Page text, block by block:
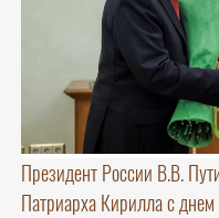
Президент России В.В.
Патриарха Кирилла с днем